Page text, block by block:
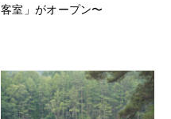
客室」がオープン〜